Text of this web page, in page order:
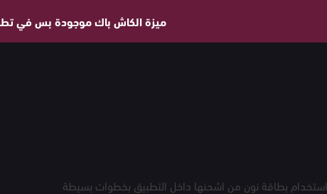
ميزة الكاش باك موجودة بس في
استخدام بطاقة نون من اشحنها داخل التطبيق بخطوات بسيطة